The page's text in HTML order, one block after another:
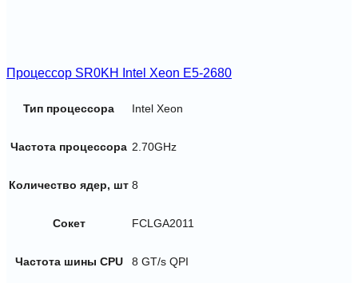
Процессор SR0KH Intel Xeon E5-2680
Тип процессора Intel Xeon
Частота процессора 2.70GHz
Количество ядер, шт 8
Сокет FCLGA2011
Частота шины CPU 8 GT/s QPI